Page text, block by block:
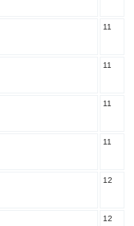
11
11
11
11
12
12